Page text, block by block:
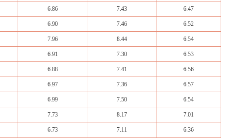
6.86 7.43 6.47
6.90 7.46 6.52
7.96 8.44 6.54
6.91 7.30 6.53
6.88 7.41 6.56
6.97 7.36 6.57
6.99 7.50 6.54
7.73 8.17 7.01
6.73 7.11 6.36